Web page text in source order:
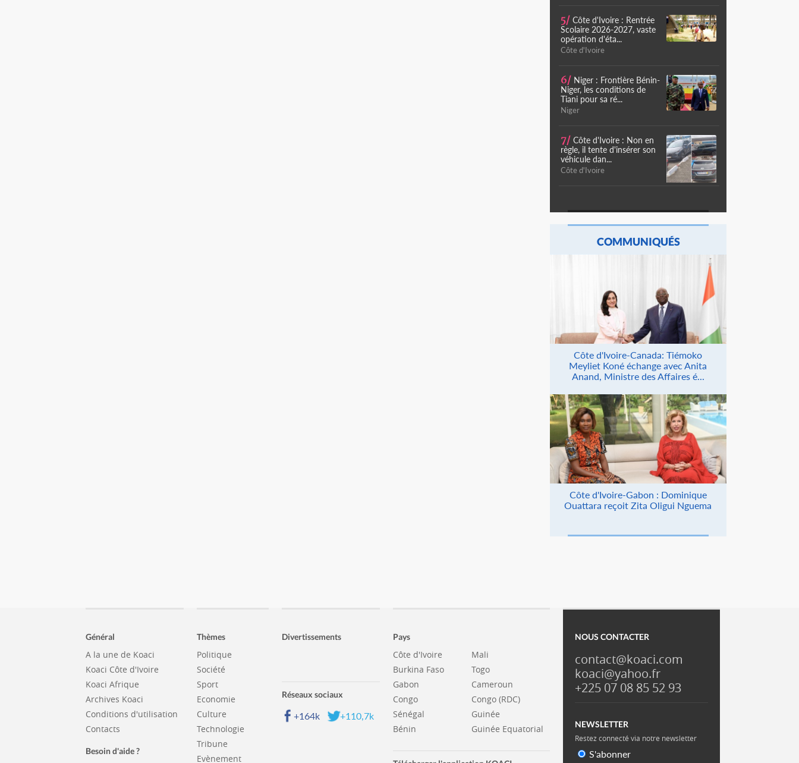
5/ Côte d'Ivoire : Rentrée
Scolaire 2026-2027, vaste
opération d'éta...
Côte d'Ivoire
6/ Niger : Frontière Bénin-
Niger, les conditions de
Tiani pour sa ré...
Niger
7/ Côte d'Ivoire : Non en
règle, il tente d'insérer son
véhicule dan...
Côte d'Ivoire
COMMUNIQUÉS
Côte d'Ivoire-Canada: Tiémoko
Meyliet Koné échange avec Anita
Anand, Ministre des Affaires é...
Côte d'Ivoire-Gabon : Dominique
Ouattara reçoit Zita Oligui Nguema
Général
A la une de Koaci
Koaci Côte d'Ivoire
Koaci Afrique
Archives Koaci
Conditions d'utilisation
Contacts
Besoin d'aide ?
Thèmes
Politique
Société
Sport
Economie
Culture
Technologie
Tribune
Evènement
Divertissements
Réseaux sociaux
+164k +110,7k
Pays
Côte d'Ivoire
Burkina Faso
Gabon
Congo
Sénégal
Bénin
Mali
Togo
Cameroun
Congo (RDC)
Guinée
Guinée Equatorial
NOUS CONTACTER
contact@koaci.com
koaci@yahoo.fr
+225 07 08 85 52 93
NEWSLETTER
Restez connecté via notre newsletter
S'abonner